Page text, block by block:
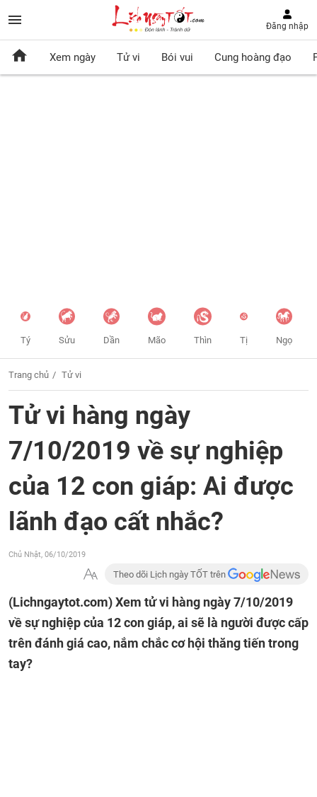
Đăng nhập
Xem ngày Tử vi Bói vui Cung hoàng đạo
Tý Sửu Dần Mão Thìn Tị Ngọ
Trang chủ Tử vi
Tử vi hàng ngày
7/10/2019 về sự nghiệp
của 12 con giáp: Ai được
lãnh đạo cất nhắc?
Chủ Nhật, 06/10/2019
Theo dõi Lịch ngày TỐT trên
(Lichngaytot.com)Xem tử vi hàng ngày 7/10/2019
về sự nghiệp của 12 con giáp, ai sẽ là người được cấp
trên đánh giá cao, nắm chắc cơ hội thăng tiến trong
tay?